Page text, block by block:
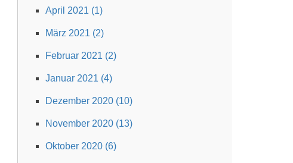
April 2021 (1)
März 2021 (2)
Februar 2021 (2)
Januar 2021 (4)
Dezember 2020 (10)
November 2020 (13)
Oktober 2020 (6)